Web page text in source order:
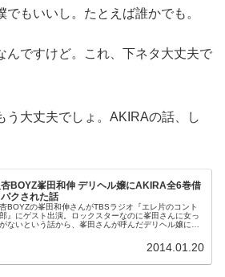
でもいいし。たとえば誰かでも。
んですけど。これ、下ネタ大丈夫で
う大丈夫でしょ。AKIRAの話、し
BOYZ峯田和伸 デリヘル嬢にAKIRA全6巻借
パクされた話
BOYZの峯田和伸さんがTBSラジオ『エレ片のコント
』にゲスト出演。ロックスターなのに峯田さんに女っ
ないという話から、峯田さんが呼んだデリヘル嬢に
2014.01.20